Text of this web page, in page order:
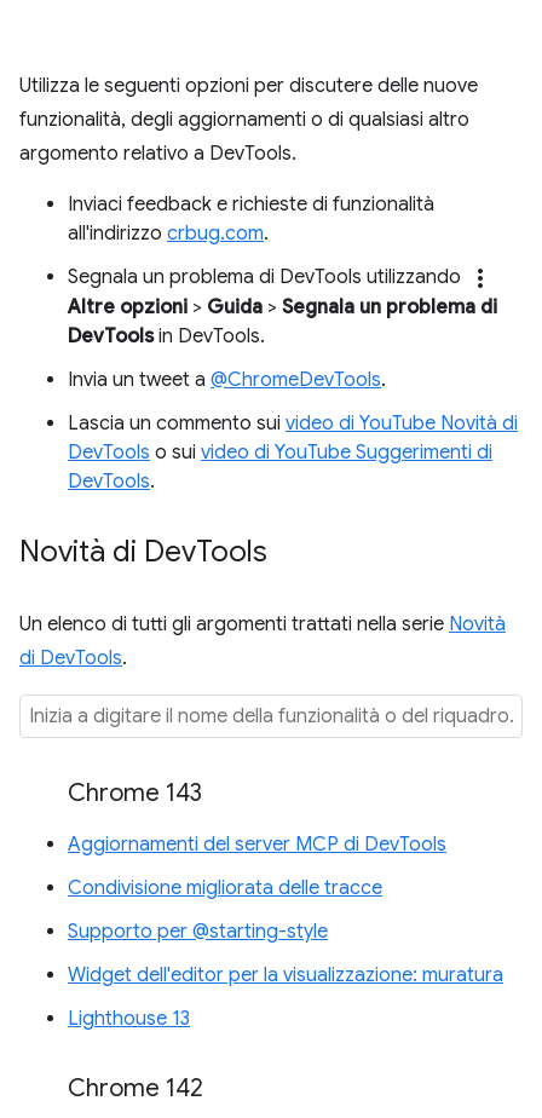
Utilizza le seguenti opzioni per discutere delle nuove
funzionalità, degli aggiornamenti o di qualsiasi altro
argomento relativo a DevTools.
Inviaci feedback e richieste di funzionalità
all'indirizzo crbug.com.
Segnala un problema di DevTools utilizzando
more_vert
Altre opzioni > Guida > Segnala un problema di
DevToolsin DevTools.
Invia un tweet a @ChromeDevTools.
Lascia un commento sui video di YouTube Novità di
DevTools o sui video di YouTube Suggerimenti di
DevTools.
Novità di DevTools
Un elenco di tutti gli argomenti trattati nella serie Novità
di DevTools.
Chrome 143
Aggiornamenti del server MCP di DevTools
Condivisione migliorata delle tracce
Supporto per @starting-style
Widget dell'editor per la visualizzazione: muratura
Lighthouse 13
Chrome 142